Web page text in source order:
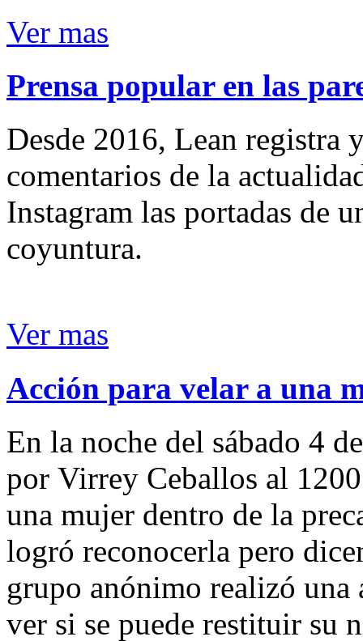
Ver mas
Prensa popular en las
Desde 2016, Lean registra
comentarios de la
Instagram las portadas de
coyuntura.
Ver mas
Acción para velar a una
En la noche del sábado 4
por Virrey Ceballos al
una mujer dentro de la
logró reconocerla pero
grupo anónimo realizó
ver si se puede restituir su